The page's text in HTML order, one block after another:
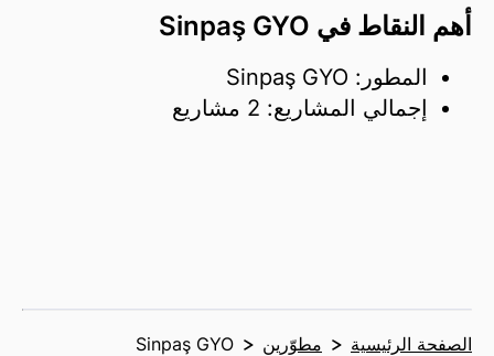
أهم النقاط في Sinpaş GYO
المطور: Sinpaş GYO
إجمالي المشاريع: 2 مشاريع
الصفحة الرئيسية مطوّرين Sinpaş GYO